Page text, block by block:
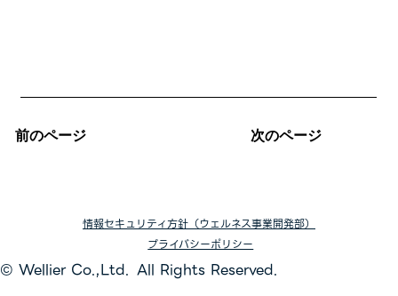
前のページ 次のページ
© Wellier Co.,Ltd. All Rights Reserved.
情報セキュリティ方針（ウェルネス事業開発部）
プライバシーポリシー